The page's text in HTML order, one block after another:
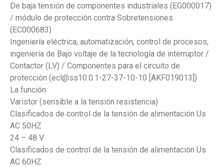
De baja tensión de componentes industriales (EG000017)
/ módulo de protección contra Sobretensiones
(EC000683)
Ingeniería eléctrica, automatización, control de procesos,
ingeniería de Bajo voltaje de la tecnología de interruptor /
Contactor (LV) / Componentes para el circuito de
protección (ecl@ss10.0.1-27-37-10-10 [AKF019013])
La función
Varistor (sensible a la tensión resistencia)
Clasificados de control de la tensión de alimentación Us
AC 50HZ
24 – 48 V
Clasificados de control de la tensión de alimentación Us
AC 60HZ